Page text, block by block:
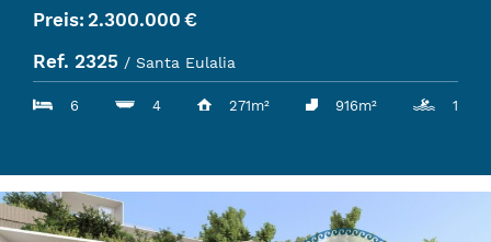
Preis: 2.300.000 €
Ref. 2325 / Santa Eulalia
6 4 271m² 916m² 1